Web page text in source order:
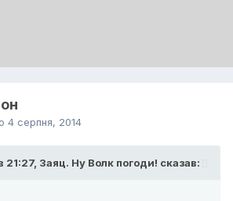
4 серпня, 2014
Заяц. Ну Волк погоди! сказав: